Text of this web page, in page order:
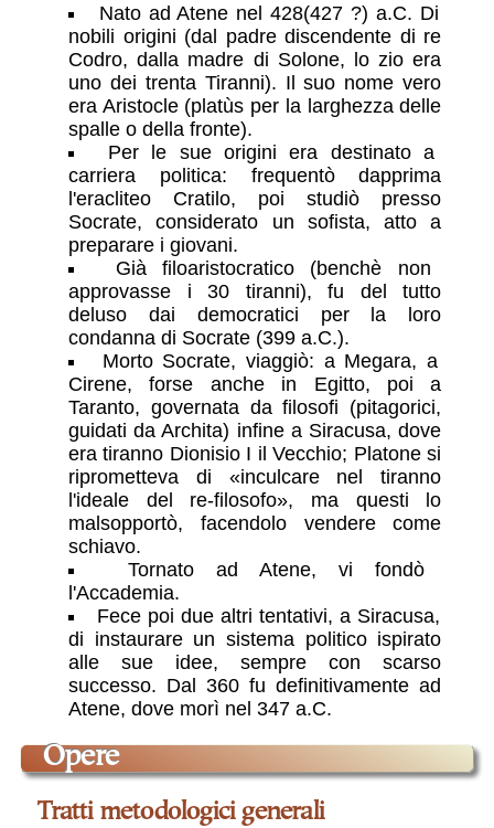
Nato ad Atene nel 428(427 ?) a.C. Di
nobili origini (dal padre discendente di re
Codro, dalla madre di Solone, lo zio era
uno dei trenta Tiranni). Il suo nome vero
era Aristocle (platùs per la larghezza delle
spalle o della fronte).
Per le sue origini era destinato a
carriera politica: frequentò dapprima
l'eracliteo Cratilo, poi studiò presso
Socrate, considerato un sofista, atto a
preparare i giovani.
Già filoaristocratico (benchè non
approvasse i 30 tiranni), fu del tutto
deluso dai democratici per la loro
condanna di Socrate (399 a.C.).
Morto Socrate, viaggiò: a Megara, a
Cirene, forse anche in Egitto, poi a
Taranto, governata da filosofi (pitagorici,
guidati da Archita) infine a Siracusa, dove
era tiranno Dionisio I il Vecchio; Platone si
riprometteva di
inculcare nel tiranno
l'ideale del re-filosofo , ma questi lo
malsopportò, facendolo vendere come
schiavo.
Tornato ad Atene, vi fondò
l'Accademia.
Fece poi due altri tentativi, a Siracusa,
di instaurare un sistema politico ispirato
alle sue idee, sempre con scarso
successo. Dal 360 fu definitivamente ad
Atene, dove morì nel 347 a.C.
opere
tratti metodologici generali